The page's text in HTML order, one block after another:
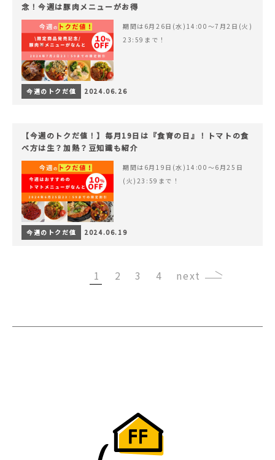
念！今週は豚肉メニューがお得
期間は6月26日(水)14:00〜7月2日(火)
23:59まで！
今週のトクだ値 2024.06.26
【今週のトクだ値！】毎月19日は『食育の日』！トマトの食
べ方は生？加熱？豆知識も紹介
期間は6月19日(水)14:00〜6月25日
(火)23:59まで！
今週のトクだ値 2024.06.19
1 2 3 4 ›